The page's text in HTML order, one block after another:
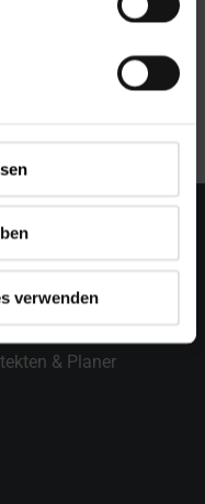
verwenden
Profis
& Planer